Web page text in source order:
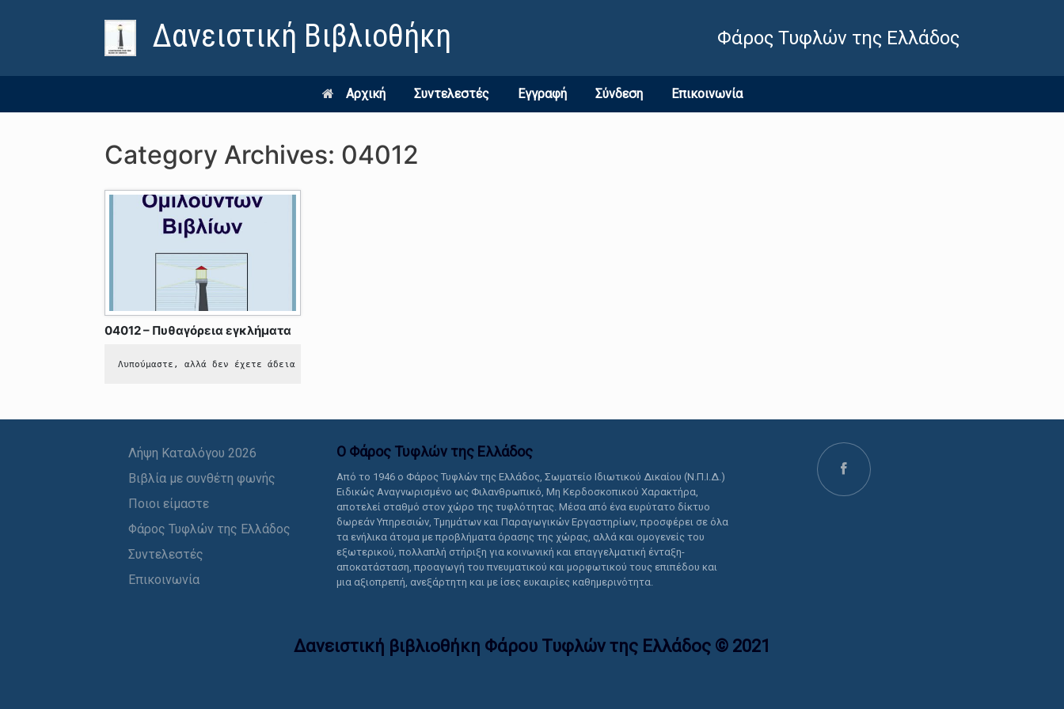
Δανειστική Βιβλιοθήκη Φάρος Τυφλών της Ελλάδος
Αρχική Συντελεστές Εγγραφή Σύνδεση Επικοινωνία
Category Archives: 04012
04012 – Πυθαγόρεια εγκλήματα
Λυπούμαστε, αλλά δεν έχετε άδεια να δείτε αυτό το περιεχόμενο.
Λήψη Καταλόγου 2026
Βιβλία με συνθέτη φωνής
Ποιοι είμαστε
Φάρος Τυφλών της Ελλάδος
Συντελεστές
Επικοινωνία
Ο Φάρος Τυφλών της Ελλάδoς
Από το 1946 ο Φάρος Τυφλών της Ελλάδος, Σωματείο Ιδιωτικού Δικαίου (Ν.Π.Ι.Δ.)
Ειδικώς Αναγνωρισμένο ως Φιλανθρωπικό, Μη Κερδοσκοπικού Χαρακτήρα,
αποτελεί σταθμό στον χώρο της τυφλότητας. Μέσα από ένα ευρύτατο δίκτυο
δωρεάν Υπηρεσιών, Τμημάτων και Παραγωγικών Εργαστηρίων, προσφέρει σε όλα
τα ενήλικα άτομα με προβλήματα όρασης της χώρας, αλλά και ομογενείς του
εξωτερικού, πολλαπλή στήριξη για κοινωνική και επαγγελματική ένταξη-
αποκατάσταση, προαγωγή του πνευματικού και μορφωτικού τους επιπέδου και
μια αξιοπρεπή, ανεξάρτητη και με ίσες ευκαιρίες καθημερινότητα.
Δανειστική βιβλιοθήκη Φάρου Τυφλών της Ελλάδoς © 2021